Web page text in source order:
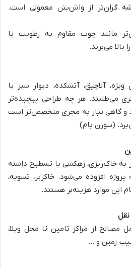
گران‌تر از واش‌بتن معمولی است.
مانند چوب مقاوم به رطوبت یا
می‌برند.
ویژه، آلاچیق، آتشکده، دیوار سبز یا
می‌طلبند. هر چه طراحی پیچیده‌تر
و گاهی نیاز به مجری متخصص‌تر است
(سورن بام)
به خاک‌ریزی، زهکشی یا تسطیح داشته
افزوده می‌شود. خاکریز، تسویه،
این موارد هزینه‌بر هستند.
مصالح از مراکز تامین تا محل ویلا،
زمین و …